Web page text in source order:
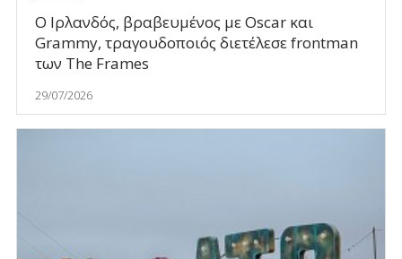
O Ιρλανδός, βραβευμένος με Oscar και
Grammy, τραγουδοποιός διετέλεσε frontman
των The Frames
29/07/2026